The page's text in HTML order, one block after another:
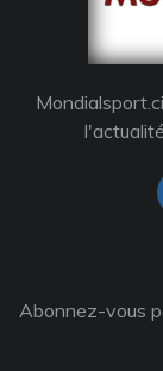
Abonnez-vous